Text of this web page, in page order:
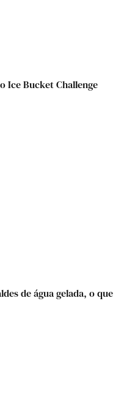
Ice Bucket Challenge
de água gelada, o que